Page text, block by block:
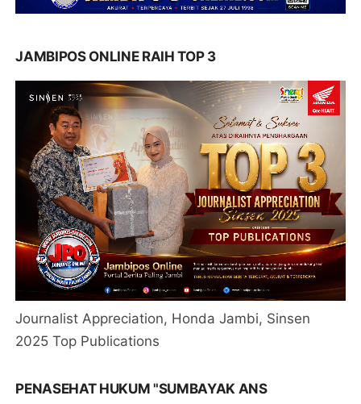
JAMBIPOS ONLINE RAIH TOP 3
Journalist Appreciation, Honda Jambi, Sinsen
2025 Top Publications
PENASEHAT HUKUM "SUMBAYAK ANS